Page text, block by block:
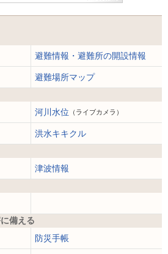
避難情報・避難所の開設情報
避難場所マップ
河川水位 （ライブカメラ）
洪水キキクル
津波情報
備える
防災手帳